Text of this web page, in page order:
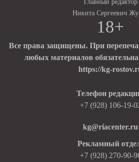
Главный редактор
Никита Сергеевич
18+
Все права защищены. При
любых материалов
https://kg-
Телефон
+7 (928) 106-19-
kg@riacenter.ru
Рекламный
+7 (928) 270-90-